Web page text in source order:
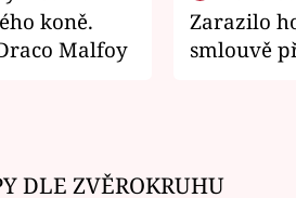
koně.
Malfoy
Zarazilo
smlouvě
DLE ZVĚROKRUHU